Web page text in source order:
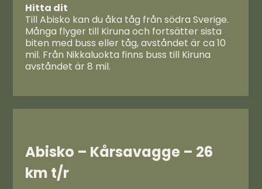
Hitta dit
Till Abisko kan du åka tåg från södra Sverige.
Många flyger till Kiruna och fortsätter sista
biten med buss eller tåg, avståndet är ca 10
mil. Från Nikkaluokta finns buss till Kiruna
avståndet är 8 mil.
Abisko – Kårsavagge – 26
km t/r